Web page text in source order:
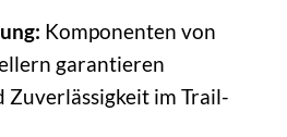
Komponenten von
garantieren
Zuverlässigkeit im Trail-